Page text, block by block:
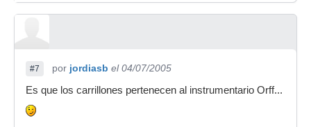
#7 por jordiasb el 04/07/2005
Es que los carrillones pertenecen al instrumentario Orff...